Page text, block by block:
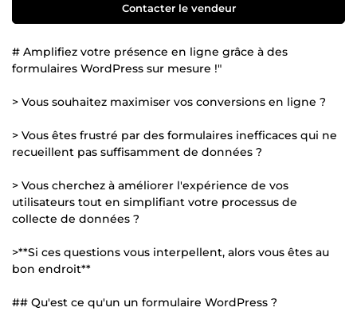
Contacter le vendeur
# Amplifiez votre présence en ligne grâce à des
formulaires WordPress sur mesure !"
> Vous souhaitez maximiser vos conversions en ligne ?
> Vous êtes frustré par des formulaires inefficaces qui ne
recueillent pas suffisamment de données ?
> Vous cherchez à améliorer l'expérience de vos
utilisateurs tout en simplifiant votre processus de
collecte de données ?
>**Si ces questions vous interpellent, alors vous êtes au
bon endroit**
## Qu'est ce qu'un un formulaire WordPress ?